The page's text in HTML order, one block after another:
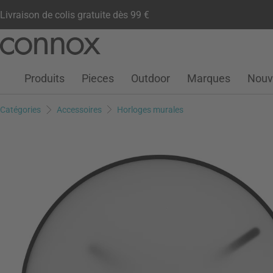
Livraison de colis gratuite dès 99 €
contenu
Compte clientListe de souhaits
Warenkorb
Produits Pieces Outdoor Marques
Catégories Accessoires Horloges murales